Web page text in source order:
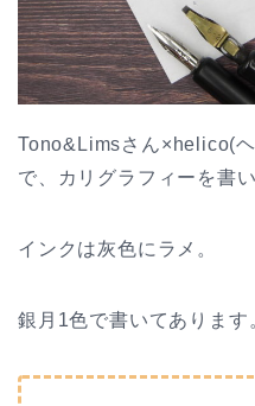
Tono&Limsさん×helico(
で、カリグラフィーを書
インクは灰色にラメ。
銀月1色で書いてあります